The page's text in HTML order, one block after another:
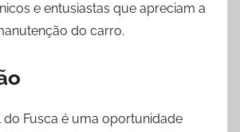
e entusiastas que apreciam a
do carro.
do Fusca é uma oportunidade